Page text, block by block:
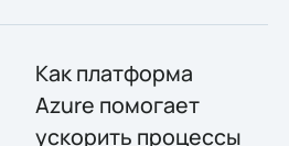
Как платформа
Azure помогает
ускорить процессы